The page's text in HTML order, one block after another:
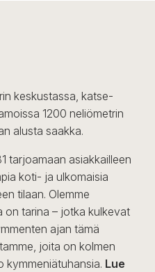
keskustassa, katse-
1200 neliömetrin
alusta saakka.
tarjoamaan asiakkailleen
koti- ja ulkomaisia
tilaan. Olemme
on tarina – jotka kulkevat
ajan tämä
joita on kolmen
kymmeniätuhansia. Lue